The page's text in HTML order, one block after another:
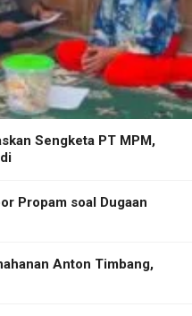
Sengketa PT MPM,
Propam soal Dugaan
Anton Timbang,